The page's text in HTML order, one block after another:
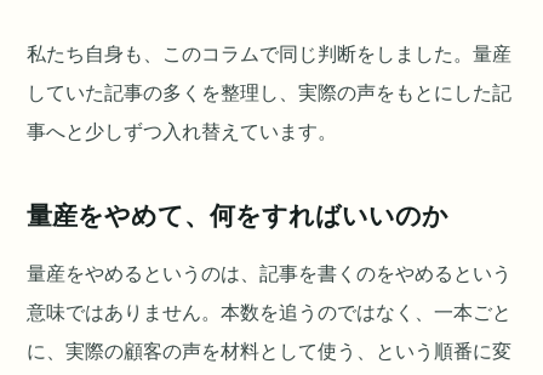
私たち自身も、このコラムで同じ判断をしました。量産
していた記事の多くを整理し、実際の声をもとにした記
事へと少しずつ入れ替えています。
量産をやめて、何をすればいいのか
量産をやめるというのは、記事を書くのをやめるという
意味ではありません。本数を追うのではなく、一本ごと
に、実際の顧客の声を材料として使う、という順番に変